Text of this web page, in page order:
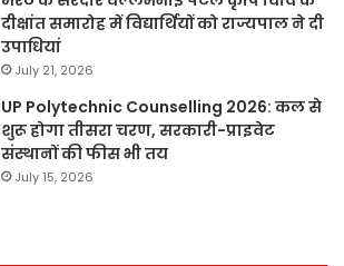
दीक्षांत समारोह में विद्यार्थियों को राज्यपाल ने दी
उपाधियां
July 21, 2026
UP Polytechnic Counselling 2026: कल से
शुरू होगा तीसरा चरण, सरकारी-प्राइवेट
संस्थानों की फीस भी तय
July 15, 2026